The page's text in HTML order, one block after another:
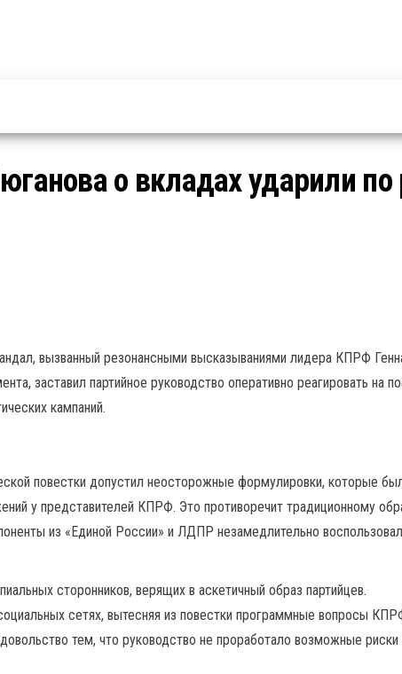
о вкладах ударили по
вызванный резонансными высказываниями лидера КПРФ
заставил партийное руководство оперативно реагировать на
кампаний.
повестки допустил неосторожные формулировки, которые
у представителей КПРФ. Это противоречит традиционному
из «Единой России» и ЛДПР незамедлительно
сторонников, верящих в аскетичный образ партийцев.
сетях, вытесняя из повестки программные вопросы
тем, что руководство не проработало возможные риски